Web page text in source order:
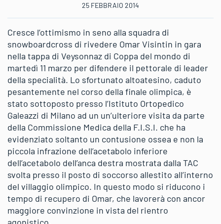
25 FEBBRAIO 2014
Cresce l’ottimismo in seno alla squadra di
snowboardcross di rivedere Omar Visintin in gara
nella tappa di Veysonnaz di Coppa del mondo di
martedì 11 marzo per difendere il pettorale di leader
della specialità. Lo sfortunato altoatesino, caduto
pesantemente nel corso della finale olimpica, è
stato sottoposto presso l’Istituto Ortopedico
Galeazzi di Milano ad un un’ulteriore visita da parte
della Commissione Medica della F.I.S.I. che ha
evidenziato soltanto un contusione ossea e non la
piccola infrazione dell’acetabolo inferiore
dell’acetabolo dell’anca destra mostrata dalla TAC
svolta presso il posto di soccorso allestito all’interno
del villaggio olimpico. In questo modo si riducono i
tempo di recupero di Omar, che lavorerà con ancor
maggiore convinzione in vista del rientro